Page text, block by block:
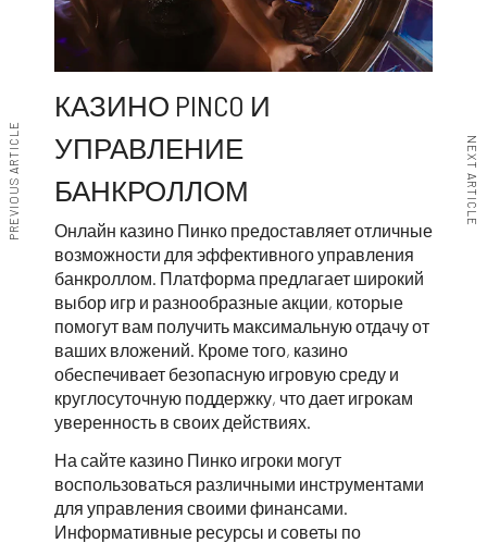
КАЗИНО PINCO И
УПРАВЛЕНИЕ
БАНКРОЛЛОМ
Онлайн казино Пинко предоставляет отличные
возможности для эффективного управления
банкроллом. Платформа предлагает широкий
выбор игр и разнообразные акции, которые
помогут вам получить максимальную отдачу от
ваших вложений. Кроме того, казино
обеспечивает безопасную игровую среду и
круглосуточную поддержку, что дает игрокам
уверенность в своих действиях.
На сайте казино Пинко игроки могут
воспользоваться различными инструментами
для управления своими финансами.
Информативные ресурсы и советы по
PREVIOUS ARTICLE NEXT ARTICLE